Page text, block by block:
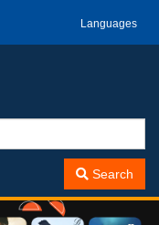
Languages
Search